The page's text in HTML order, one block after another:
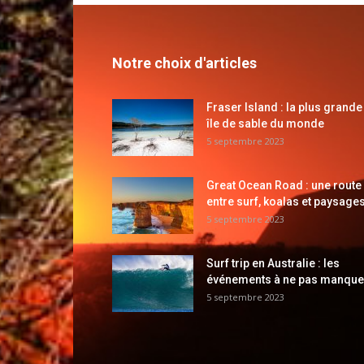
Notre choix d'articles
Fraser Island : la plus grande
île de sable du monde
5 septembre 2023
Great Ocean Road : une route
entre surf, koalas et
5 septembre 2023
Surf trip en Australie : les
événements à ne pas
5 septembre 2023